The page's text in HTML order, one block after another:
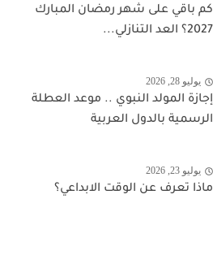
كم باقي على شهر رمضان المبارك
2027؟ العد التنازلي...
يوليو 28, 2026
إجازة المولد النبوي .. موعد العطلة
الرسمية بالدول العربية
يوليو 23, 2026
ماذا تعرف عن الوقت الابداعي؟